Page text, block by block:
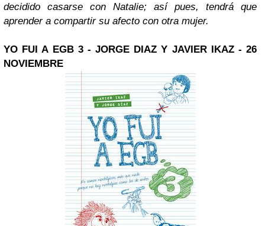
decidido casarse con Natalie; así pues, tendrá que
aprender a compartir su afecto con otra mujer.
YO FUI A EGB 3 - JORGE DIAZ Y JAVIER IKAZ - 26
NOVIEMBRE